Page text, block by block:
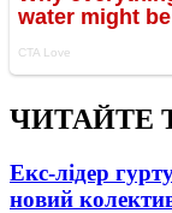
ЧИТАЙТЕ
Екс-лідер
новий